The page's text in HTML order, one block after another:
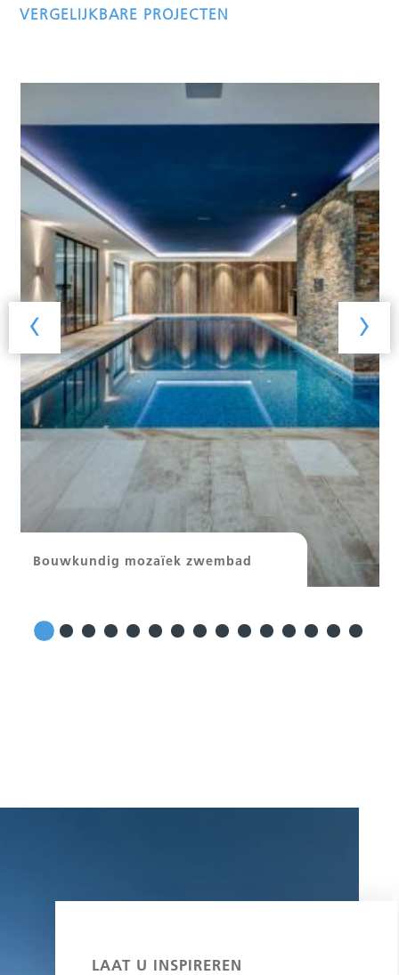
VERGELIJKBARE PROJECTEN
Bouwkundig mozaïek zwembad
‹ ›
LAAT U INSPIREREN